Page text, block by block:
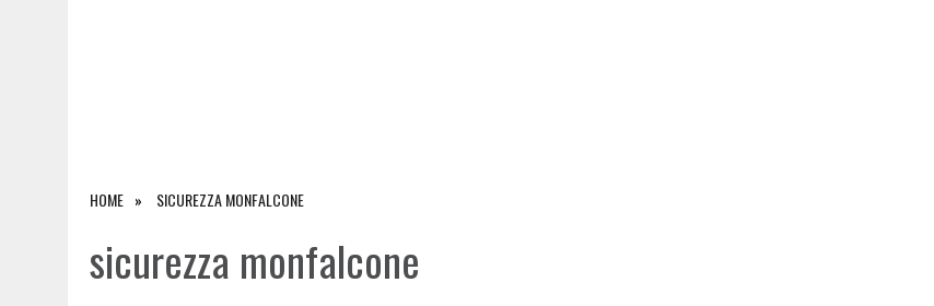
HOME SICUREZZA MONFALCONE
sicurezza monfalcone